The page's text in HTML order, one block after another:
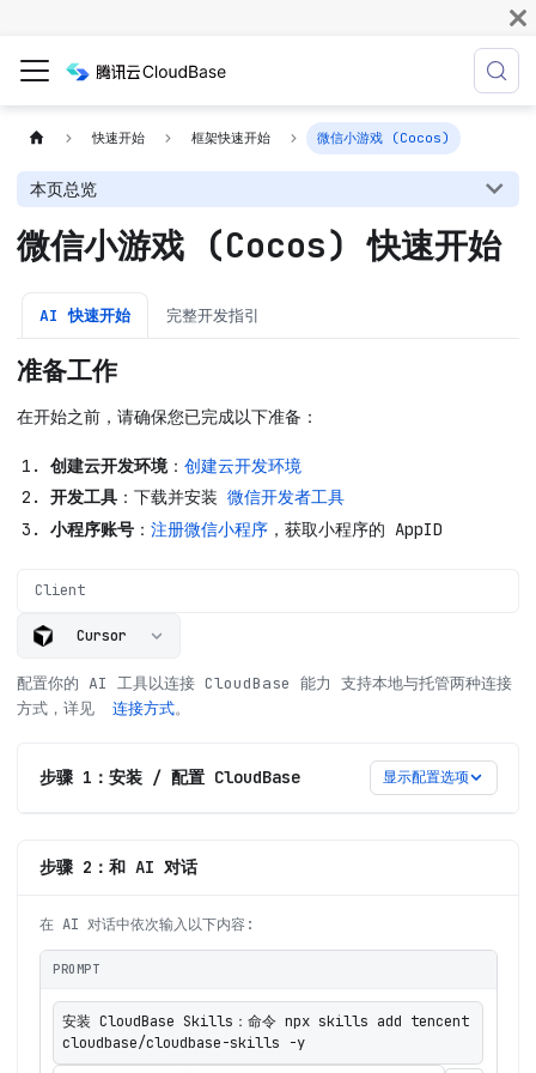
快速开始 框架快速开始 微信小游戏 (Cocos)
本页总览
微信小游戏 (Cocos) 快速开始
AI 快速开始 完整开发指引
准备工作
在开始之前，请确保您已完成以下准备：
创建云开发环境： 创建云开发环境
开发工具 ：下载并安装 微信开发者工具
小程序账号 ： 注册微信小程序 ，获取小程序的 AppID
Client
Cursor
配置你的 AI 工具以连接 CloudBase 能力 支持本地与托管两种连接
方式，详见
连接方式。
步骤 1：安装 / 配置 CloudBase 显示配置选项
步骤 2：和 AI 对话
在 AI 对话中依次输入以下内容:
PROMPT
安装 CloudBase Skills：命令 npx skills add tencent
cloudbase/cloudbase-skills -y